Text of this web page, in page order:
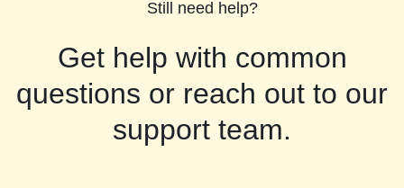
Still need help?
Get help with common
questions or reach out to our
support team.